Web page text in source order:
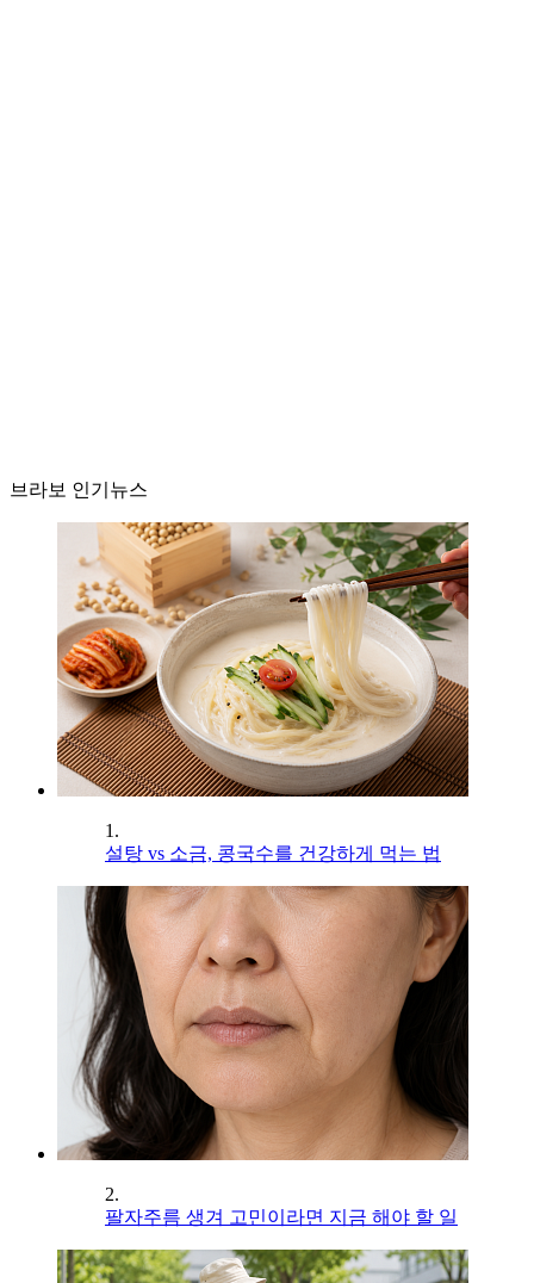
브라보 인기뉴스
1.
설탕 vs 소금, 콩국수를 건강하게 먹는 법
2.
팔자주름 생겨 고민이라면 지금 해야 할 일